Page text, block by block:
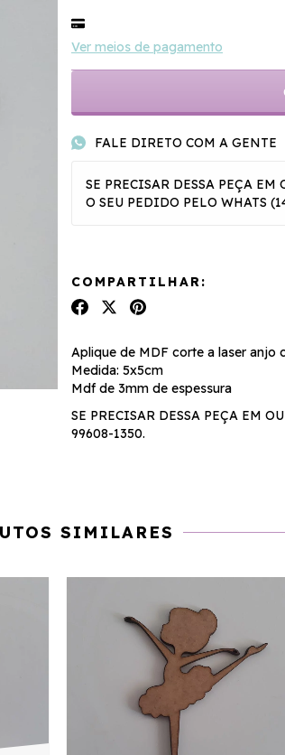
Ver meios de pagamento
FALE DIRETO COM A GENTE
SE PRECISAR DESSA PEÇA
O SEU PEDIDO PELO WHATS
COMPARTILHAR:
Aplique de MDF corte a laser anjo
Medida: 5x5cm
Mdf de 3mm de espessura
SE PRECISAR DESSA PEÇA EM
99608-1350.
SIMILARES